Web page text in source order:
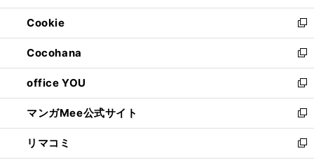
開
く
ウ
で
開
く
ン
ド
ウ
で
開
く
ウ
ィ
ン
ド
ウ
で
開
く
Cookie
新
し
い
ウ
ィ
ン
ド
ウ
で
開
Cocohana
新
し
い
ウ
ィ
ン
ド
ウ
office YOU
新
し
い
ウ
ィ
ン
マンガMee公式サイト
新
し
い
ウ
リマコミ
新
し